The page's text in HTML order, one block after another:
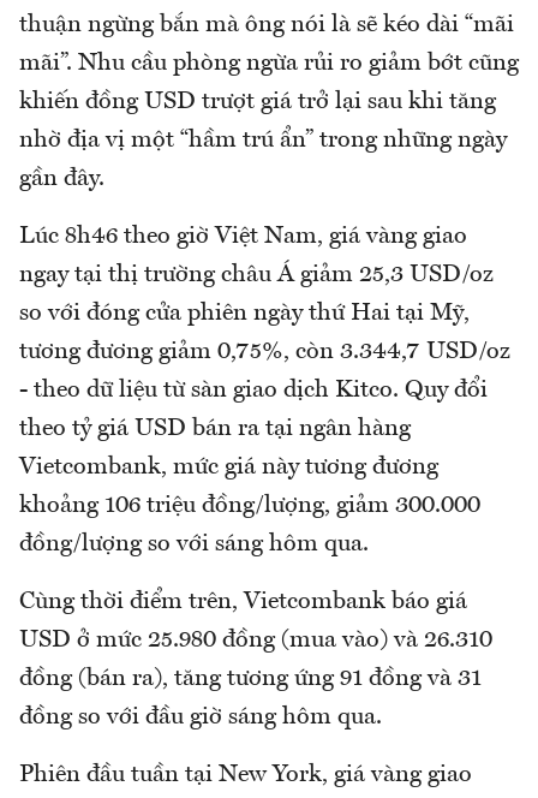
thuận ngừng bắn mà ông nói là sẽ kéo dài “mãi
mãi”. Nhu cầu phòng ngừa rủi ro giảm bớt cũng
khiến đồng USD trượt giá trở lại sau khi tăng
nhờ địa vị một “hầm trú ẩn” trong những ngày
gần đây.
Lúc 8h46 theo giờ Việt Nam, giá vàng giao
ngay tại thị trường châu Á giảm 25,3 USD/oz
so với đóng cửa phiên ngày thứ Hai tại Mỹ,
tương đương giảm 0,75%, còn 3.344,7 USD/oz
- theo dữ liệu từ sàn giao dịch Kitco. Quy đổi
theo tỷ giá USD bán ra tại ngân hàng
Vietcombank, mức giá này tương đương
khoảng 106 triệu đồng/lượng, giảm 300.000
đồng/lượng so với sáng hôm qua.
Cùng thời điểm trên, Vietcombank báo giá
USD ở mức 25.980 đồng (mua vào) và 26.310
đồng (bán ra), tăng tương ứng 91 đồng và 31
đồng so với đầu giờ sáng hôm qua.
Phiên đầu tuần tại New York, giá vàng giao